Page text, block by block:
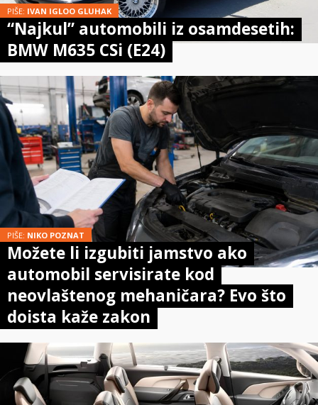
PIŠE: IVAN IGLOO GLUHAK
“Najkul” automobili iz osamdesetih:
BMW M635 CSi (E24)
PIŠE: NIKO POZNAT
Možete li izgubiti jamstvo ako
automobil servisirate kod
neovlaštenog mehaničara? Evo što
doista kaže zakon